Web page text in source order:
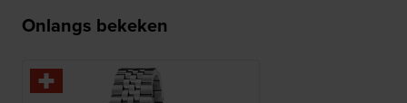
Onlangs bekeken